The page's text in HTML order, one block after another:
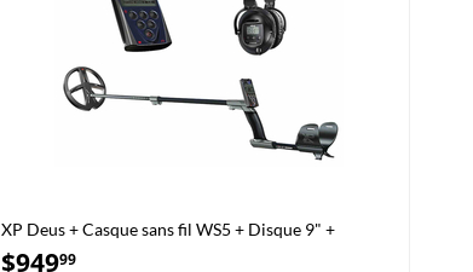
XP Deus + Casque sans fil WS5 + Disque 9" +
Télécommande
$94999